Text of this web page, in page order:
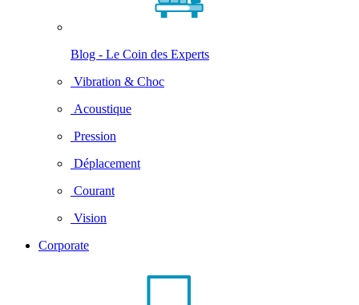
Blog - Le Coin des Experts
Vibration & Choc
Acoustique
Pression
Déplacement
Courant
Vision
Corporate